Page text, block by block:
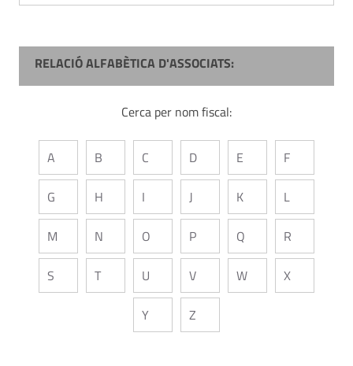
RELACIÓ ALFABÈTICA D'ASSOCIATS:
Cerca per nom fiscal:
A B C D E F
G H I J K L
M N O P Q R
S T U V W X
Y Z